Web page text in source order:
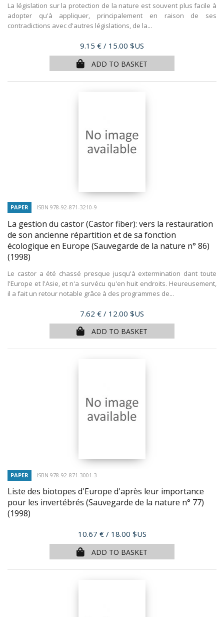
La législation sur la protection de la nature est souvent plus facile à
adopter qu'à appliquer, principalement en raison de ses
contradictions avec d'autres législations, de la...
Price
9.15 € / 15.00 $US
ADD TO BASKET
PAPER ISBN 978-92-871-3210-9
La gestion du castor (Castor fiber): vers la restauration
de son ancienne répartition et de sa fonction
écologique en Europe (Sauvegarde de la nature n° 86)
(1998)
Le castor a été chassé presque jusqu'à extermination dant toute
l'Europe et l'Asie, et n'a survécu qu'en huit endroits. Heureusement,
il a fait un retour notable grâce à des programmes de...
Price
7.62 € / 12.00 $US
ADD TO BASKET
PAPER ISBN 978-92-871-3001-3
Liste des biotopes d'Europe d'après leur importance
pour les invertébrés (Sauvegarde de la nature n° 77)
(1998)
Price
10.67 € / 18.00 $US
ADD TO BASKET